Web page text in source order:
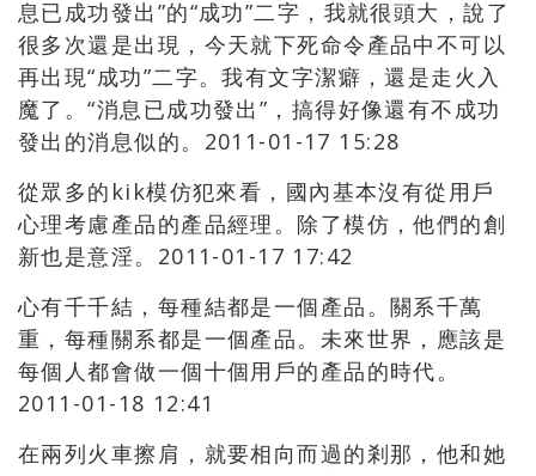
息已成功發出”的“成功”二字，我就很頭大，說了
很多次還是出現，今天就下死命令產品中不可以
再出現“成功”二字。我有文字潔癖，還是走火入
魔了。“消息已成功發出”，搞得好像還有不成功
發出的消息似的。2011-01-17 15:28
從眾多的kik模仿犯來看，國內基本沒有從用戶
心理考慮產品的產品經理。除了模仿，他們的創
新也是意淫。2011-01-17 17:42
心有千千結，每種結都是一個產品。關系千萬
重，每種關系都是一個產品。未來世界，應該是
每個人都會做一個十個用戶的產品的時代。
2011-01-18 12:41
在兩列火車擦肩，就要相向而過的剎那，他和她